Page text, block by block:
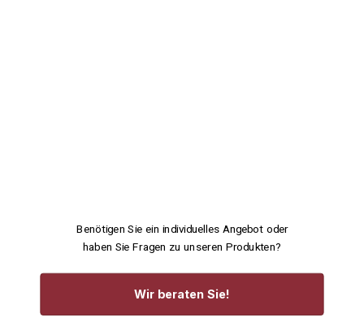
Benötigen Sie ein individuelles Angebot oder
haben Sie Fragen zu unseren Produkten?
Wir beraten Sie!